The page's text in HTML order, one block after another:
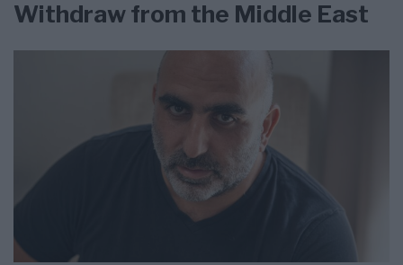
Withdraw from the Middle East